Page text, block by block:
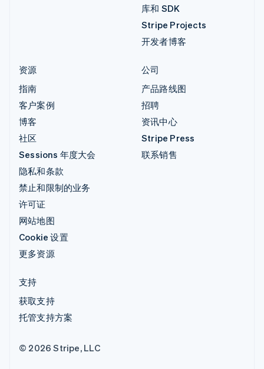
库和 SDK
Stripe Projects
开发者博客
资源
指南
客户案例
博客
社区
Sessions 年度大会
隐私和条款
禁止和限制的业务
许可证
网站地图
Cookie 设置
更多资源
公司
产品路线图
招聘
资讯中心
Stripe Press
联系销售
支持
获取支持
托管支持方案
© 2026 Stripe, LLC